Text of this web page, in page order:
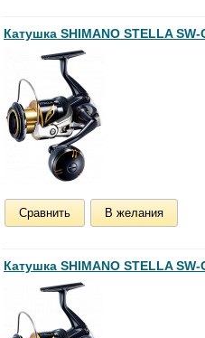
Катушка SHIMANO STELLA SW-
Сравнить В желания
Катушка SHIMANO STELLA SW-